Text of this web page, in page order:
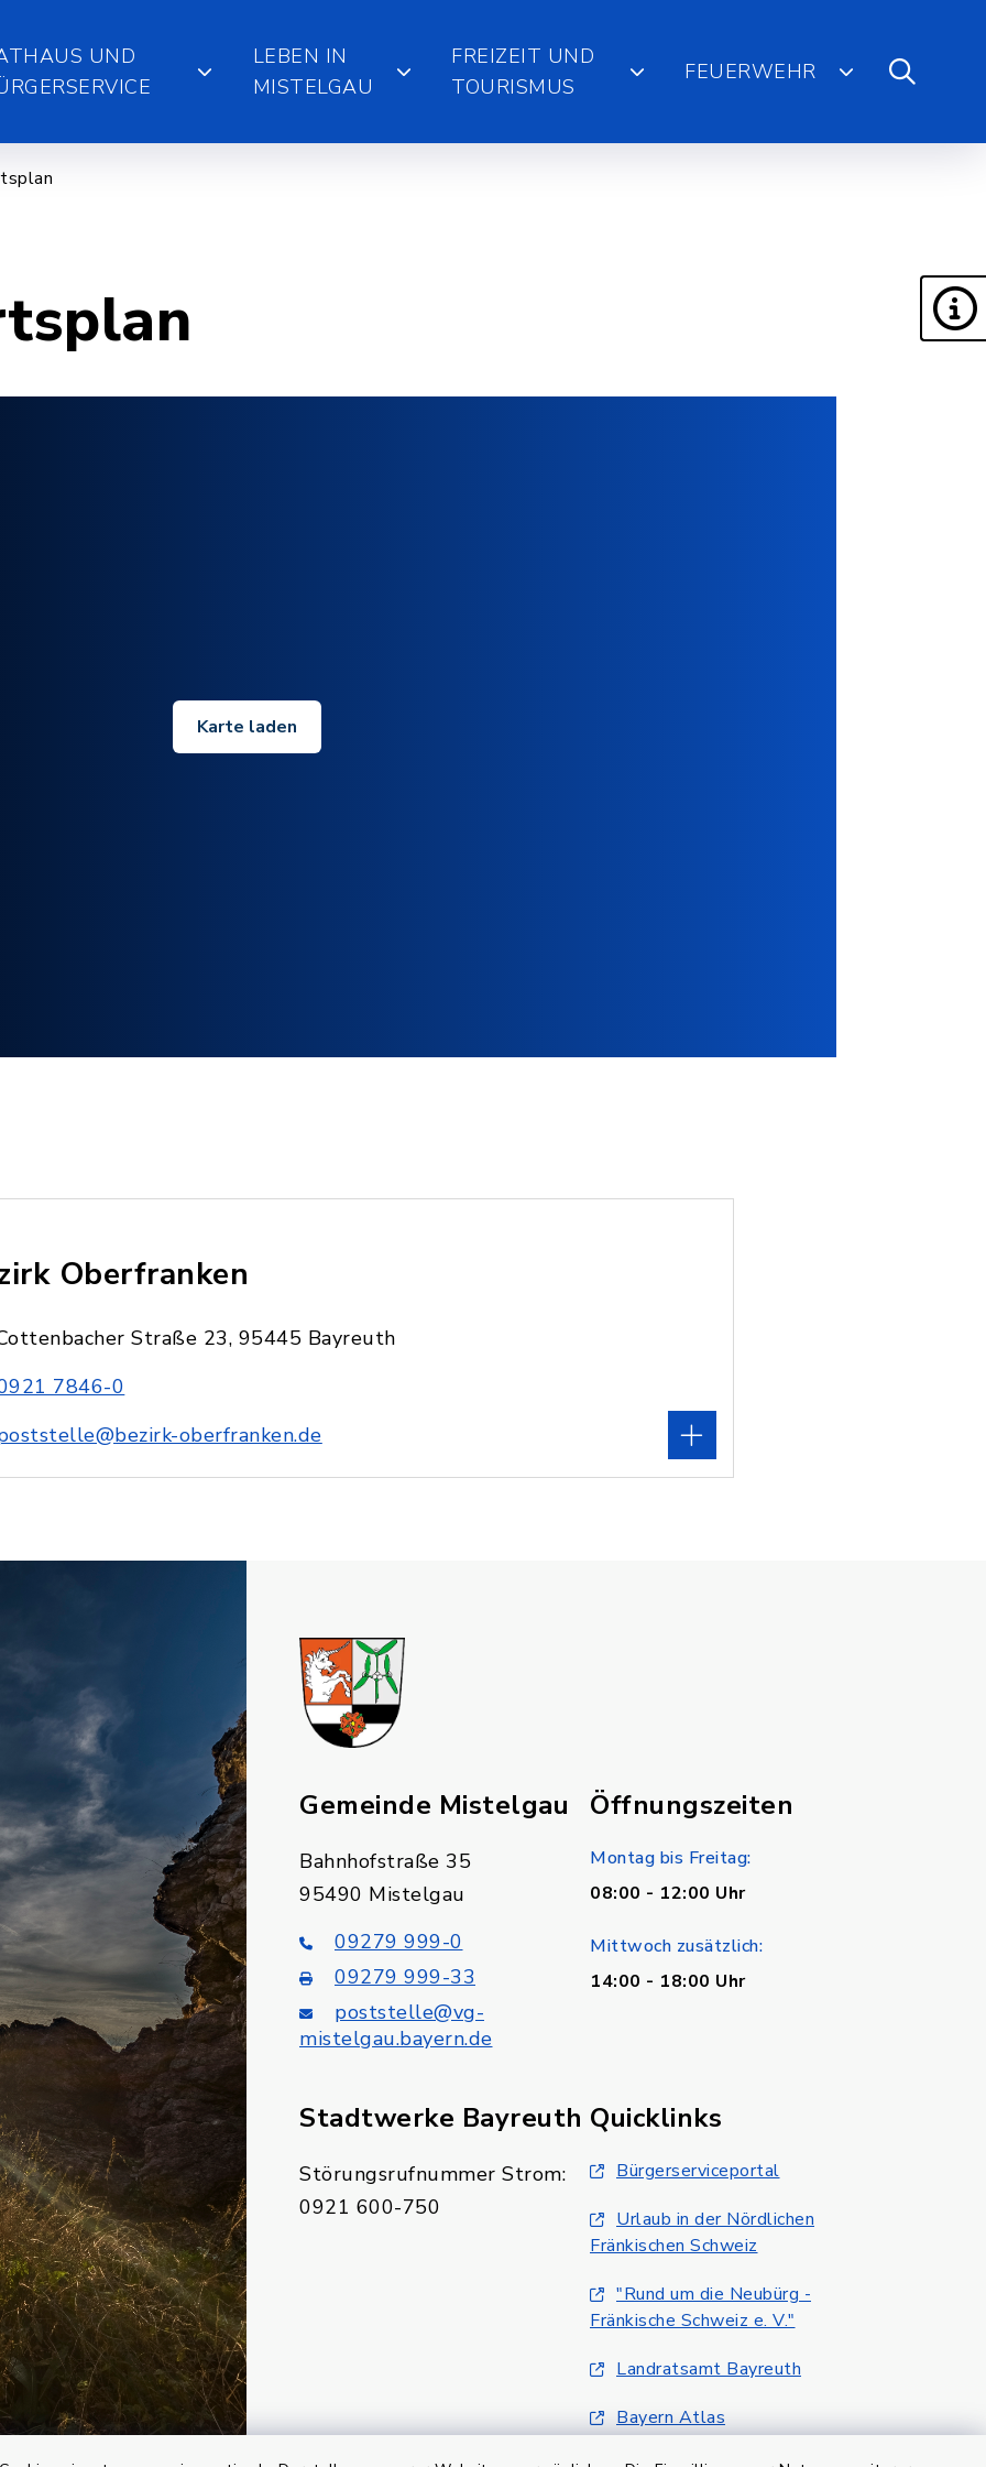
UND
LEBEN IN
MISTELGAU
FREIZEIT UND
TOURISMUS
FEUERWEHR
Karte laden
Oberfranken
Straße 23, 95445 Bayreuth
7846-0
oberfranken.de
Gemeinde Mistelgau
Bahnhofstraße 35
95490 Mistelgau
09279 999-0
09279 999-33
poststelle@vg-
mistelgau.bayern.de
Öffnungszeiten
Montag bis Freitag:
08:00 - 12:00 Uhr
Mittwoch zusätzlich:
14:00 - 18:00 Uhr
Stadtwerke Bayreuth
Störungsrufnummer Strom:
0921 600-750
Quicklinks
Bürgerserviceportal
Urlaub in der Nördlichen
Fränkischen Schweiz
"Rund um die Neubürg -
Fränkische Schweiz e. V."
Landratsamt Bayreuth
Bayern Atlas